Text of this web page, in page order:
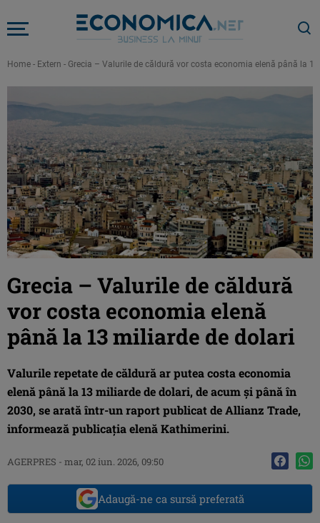
Home - Extern - Grecia – Valurile de căldură vor costa economia elenă până la
Grecia – Valurile de căldură
vor costa economia elenă
până la 13 miliarde de dolari
Valurile repetate de căldură ar putea costa economia
elenă până la 13 miliarde de dolari, de acum şi până în
2030, se arată într-un raport publicat de Allianz Trade,
informează publicaţia elenă Kathimerini.
AGERPRES - mar, 02 iun. 2026, 09:50
Adaugă-ne ca sursă preferată